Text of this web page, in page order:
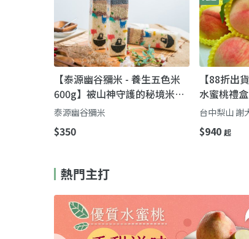
【泰源幽谷獼米 - 養生五色米
600g】被山神守護的秘境米香
｜泰源幽谷「養生五色米」一
口吃進山嵐與溪水的甘甜
泰源幽谷獼米
$350
【88折出
水蜜桃禮
甜多汁一
台中梨山 謝
$940 起
熱門主打